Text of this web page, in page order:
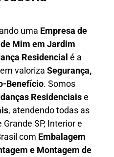
uma Empresa de
Mim em Jardim
Residencial é a
valoriza Segurança,
Benefício. Somos
Residenciaise
, atendendo todas as
SP, Interior e
com Embalagem
e Montagem de